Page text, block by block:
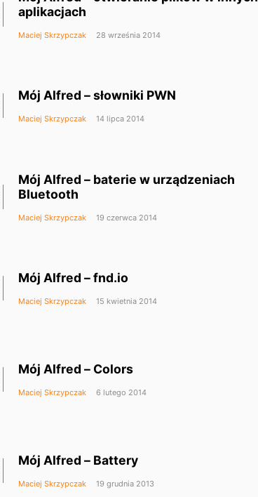
aplikacjach
Maciej Skrzypczak 28 września 2014
Mój Alfred – słowniki PWN
Maciej Skrzypczak 14 lipca 2014
Mój Alfred – baterie w urządzeniach
Bluetooth
Maciej Skrzypczak 19 czerwca 2014
Mój Alfred – fnd.io
Maciej Skrzypczak 15 kwietnia 2014
Mój Alfred – Colors
Maciej Skrzypczak 6 lutego 2014
Mój Alfred – Battery
Maciej Skrzypczak 19 grudnia 2013